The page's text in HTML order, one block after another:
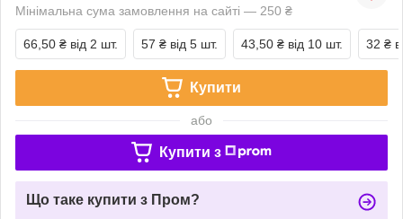
Мінімальна сума замовлення на сайті — 250 ₴
66,50 ₴ від 2 шт. 57 ₴ від 5 шт. 43,50 ₴ від 10 шт. 32 ₴
Купити
або
Купити з
Що таке купити з Пром?